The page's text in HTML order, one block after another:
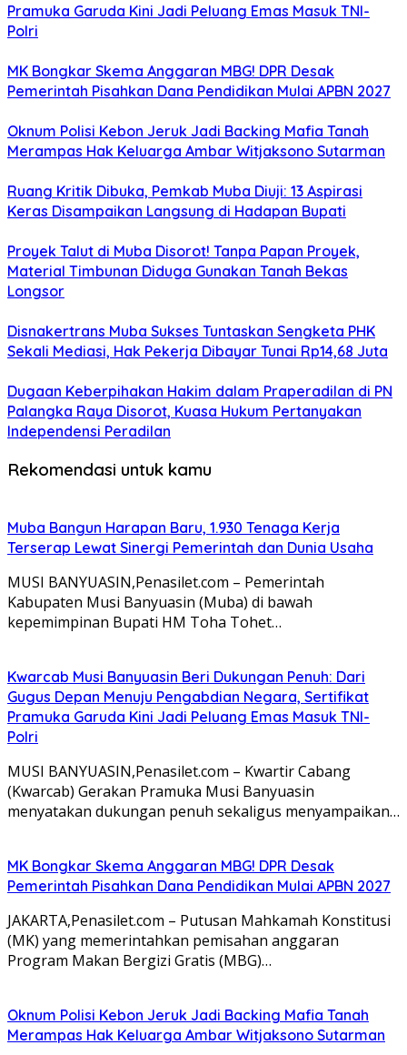
Pramuka Garuda Kini Jadi Peluang Emas Masuk TNI-
Polri
MK Bongkar Skema Anggaran MBG! DPR Desak
Pemerintah Pisahkan Dana Pendidikan Mulai APBN 2027
Oknum Polisi Kebon Jeruk Jadi Backing Mafia Tanah
Merampas Hak Keluarga Ambar Witjaksono Sutarman
Ruang Kritik Dibuka, Pemkab Muba Diuji: 13 Aspirasi
Keras Disampaikan Langsung di Hadapan Bupati
Proyek Talut di Muba Disorot! Tanpa Papan Proyek,
Material Timbunan Diduga Gunakan Tanah Bekas
Longsor
Disnakertrans Muba Sukses Tuntaskan Sengketa PHK
Sekali Mediasi, Hak Pekerja Dibayar Tunai Rp14,68 Juta
Dugaan Keberpihakan Hakim dalam Praperadilan di PN
Palangka Raya Disorot, Kuasa Hukum Pertanyakan
Independensi Peradilan
Rekomendasi untuk kamu
Muba Bangun Harapan Baru, 1.930 Tenaga Kerja
Terserap Lewat Sinergi Pemerintah dan Dunia Usaha
MUSI BANYUASIN,Penasilet.com – Pemerintah
Kabupaten Musi Banyuasin (Muba) di bawah
kepemimpinan Bupati HM Toha Tohet…
Kwarcab Musi Banyuasin Beri Dukungan Penuh: Dari
Gugus Depan Menuju Pengabdian Negara, Sertifikat
Pramuka Garuda Kini Jadi Peluang Emas Masuk TNI-
Polri
MUSI BANYUASIN,Penasilet.com – Kwartir Cabang
(Kwarcab) Gerakan Pramuka Musi Banyuasin
menyatakan dukungan penuh sekaligus menyampaikan…
MK Bongkar Skema Anggaran MBG! DPR Desak
Pemerintah Pisahkan Dana Pendidikan Mulai APBN 2027
JAKARTA,Penasilet.com – Putusan Mahkamah Konstitusi
(MK) yang memerintahkan pemisahan anggaran
Program Makan Bergizi Gratis (MBG)…
Oknum Polisi Kebon Jeruk Jadi Backing Mafia Tanah
Merampas Hak Keluarga Ambar Witjaksono Sutarman